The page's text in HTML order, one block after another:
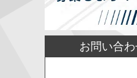
お問い合